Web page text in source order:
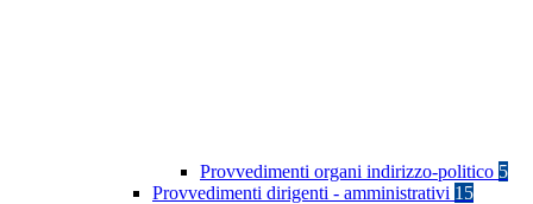
Provvedimenti organi indirizzo-politico 5
Provvedimenti dirigenti - amministrativi 15